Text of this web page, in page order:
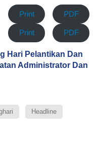
Print PDF
Print PDF
Hari Pelantikan Dan
Administrator Dan
Headline